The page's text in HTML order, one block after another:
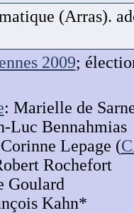
(Arras).
2009;
: Marielle de
Luc Bennahmias
Lepage (
Rochefort
Goulard
Kahn*